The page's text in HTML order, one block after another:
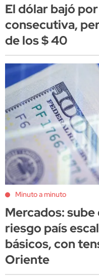
El dólar bajó
consecutiva,
de los $ 40
Minuto a minuto
Mercados:
riesgo país
básicos, con
Oriente